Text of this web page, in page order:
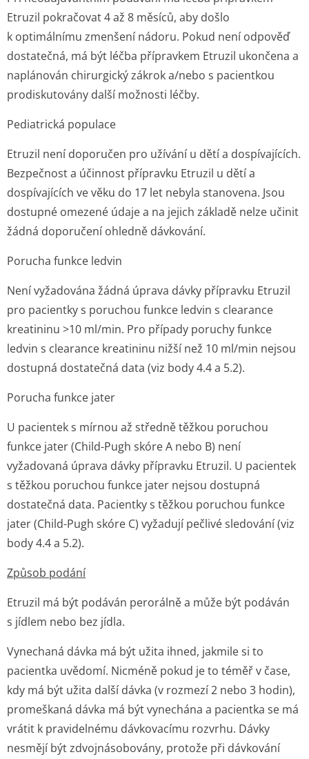
Etruzil pokračovat 4 až 8 měsíců, aby došlo
k optimálnímu zmenšení nádoru. Pokud není odpověď
dostatečná, má být léčba přípravkem Etruzil ukončena a
naplánován chirurgický zákrok a/nebo s pacientkou
prodiskutovány další možnosti léčby.
Pediatrická populace
Etruzil není doporučen pro užívání u dětí a dospívajících.
Bezpečnost a účinnost přípravku Etruzil u dětí a
dospívajících ve věku do 17 let nebyla stanovena. Jsou
dostupné omezené údaje a na jejich základě nelze učinit
žádná doporučení ohledně dávkování.
Porucha funkce ledvin
Není vyžadována žádná úprava dávky přípravku Etruzil
pro pacientky s poruchou funkce ledvin s clearance
kreatininu >10 ml/min. Pro případy poruchy funkce
ledvin s clearance kreatininu nižší než 10 ml/min nejsou
dostupná dostatečná data (viz body 4.4 a 5.2).
Porucha funkce jater
U pacientek s mírnou až středně těžkou poruchou
funkce jater (Child-Pugh skóre A nebo B) není
vyžadovaná úprava dávky přípravku Etruzil. U pacientek
s těžkou poruchou funkce jater nejsou dostupná
dostatečná data. Pacientky s těžkou poruchou funkce
jater (Child-Pugh skóre C) vyžadují pečlivé sledování (viz
body 4.4 a 5.2).
Způsob podání
Etruzil má být podáván perorálně a může být podáván
s jídlem nebo bez jídla.
Vynechaná dávka má být užita ihned, jakmile si to
pacientka uvědomí. Nicméně pokud je to téměř v čase,
kdy má být užita další dávka (v rozmezí 2 nebo 3 hodin),
promeškaná dávka má být vynechána a pacientka se má
vrátit k pravidelnému dávkovacímu rozvrhu. Dávky
nesmějí být zdvojnásobovány, protože při dávkování